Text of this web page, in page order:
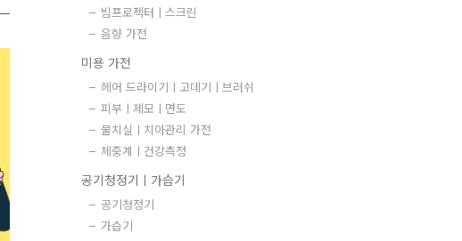
빔프로젝터ㅣ스크린
음향 가전
미용 가전
헤어 드라이기ㅣ고데기ㅣ브러쉬
피부ㅣ제모ㅣ면도
물치실ㅣ치아관리 가전
체중계ㅣ건강측정
공기청정기ㅣ가습기
공기청정기
가습기